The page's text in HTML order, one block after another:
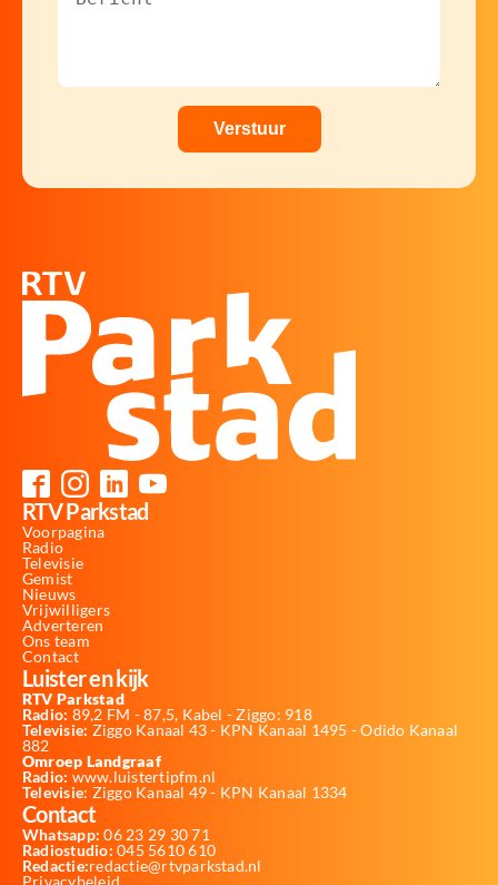
RTV Parkstad
Voorpagina
Radio
Televisie
Gemist
Nieuws
Vrijwilligers
Adverteren
Ons team
Contact
Luister en kijk
RTV Parkstad
Radio: 89,2 FM - 87,5, Kabel - Ziggo: 918
Televisie: Ziggo Kanaal 43 - KPN Kanaal 1495 - Odido Kanaal
882
Omroep Landgraaf
Radio: www.luistertipfm.nl
Televisie: Ziggo Kanaal 49 - KPN Kanaal 1334
Contact
Whatsapp: 06 23 29 30 71
Radiostudio: 045 5610 610
Redactie:redactie@rtvparkstad.nl
Privacybeleid